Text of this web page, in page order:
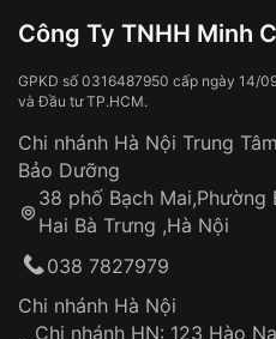
Thời gian vận
làm việc
Áp dụng cho tất cả
Thời gian tính từ khi
công
Hotline: 0585 215 215
Đồng hồ bị hư hỏng
Tai nạn hoặc
Hao mòn tự nhiên
Dây đeo
Sản phẩm đã bị:
Tự ý sửa chữa
thống VNLUX
Công Ty TNHH Minh
GPKD số 0316487950 cấp ngày 14/
và Đầu tư TP.HCM.
Chi nhánh Hà Nội Trung
Bảo Dưỡng
38 phố Bạch Mai,Phường
Hai Bà Trưng ,Hà Nội
038 7827979
Chi nhánh Hà Nội
Chi nhánh HN: 123 Hào